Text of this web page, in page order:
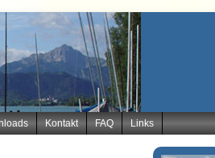
Kontakt FAQ Links